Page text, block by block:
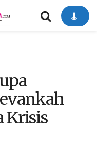
Krisis